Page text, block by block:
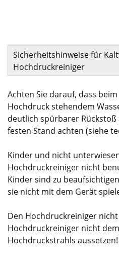
Sicherheitshinweise für
Hochdruckreiniger
Achten Sie darauf, dass
Hochdruck stehendem
deutlich spürbarer
festen Stand achten (siehe
Kinder und nicht
Hochdruckreiniger nicht
Kinder sind zu
sie nicht mit dem Gerät
Den Hochdruckreiniger
Hochdruckreiniger nicht
Hochdruckstrahls aussetzen!